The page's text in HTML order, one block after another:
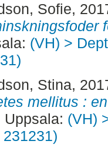
Sofie,
(VH) >
Stina,
mellitus :
Uppsala: (VH)